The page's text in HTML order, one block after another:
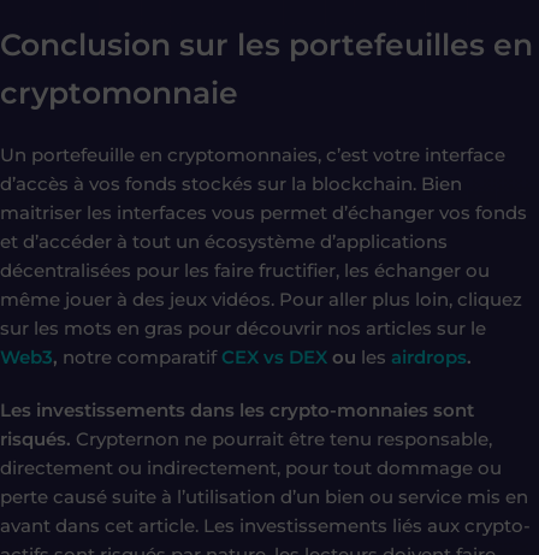
Conclusion sur les portefeuilles en
cryptomonnaie
Un portefeuille en cryptomonnaies, c’est votre interface
d’accès à vos fonds stockés sur la blockchain. Bien
maitriser les interfaces vous permet d’échanger vos fonds
et d’accéder à tout un écosystème d’applications
décentralisées pour les faire fructifier, les échanger ou
même jouer à des jeux vidéos. Pour aller plus loin, cliquez
sur les mots en gras pour découvrir nos articles sur le
Web3, notre comparatif CEX vs DEX ou les airdrops.
Les investissements dans les crypto-monnaies sont
risqués. Crypternon ne pourrait être tenu responsable,
directement ou indirectement, pour tout dommage ou
perte causé suite à l’utilisation d’un bien ou service mis en
avant dans cet article. Les investissements liés aux crypto-